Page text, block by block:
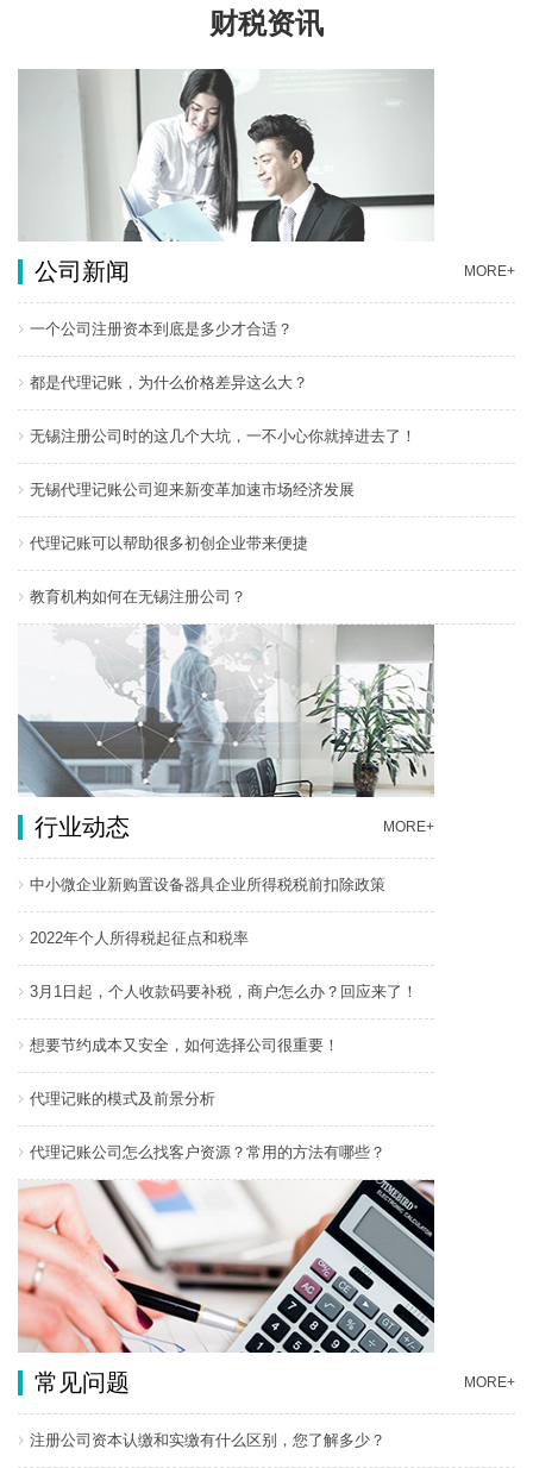
财税资讯
公司新闻 MORE+
一个公司注册资本到底是多少才合适？
都是代理记账，为什么价格差异这么大？
无锡注册公司时的这几个大坑，一不小心你就掉进去了！
无锡代理记账公司迎来新变革加速市场经济发展
代理记账可以帮助很多初创企业带来便捷
教育机构如何在无锡注册公司？
行业动态 MORE+
中小微企业新购置设备器具企业所得税税前扣除政策
2022年个人所得税起征点和税率
3月1日起，个人收款码要补税，商户怎么办？回应来了！
想要节约成本又安全，如何选择公司很重要！
代理记账的模式及前景分析
代理记账公司怎么找客户资源？常用的方法有哪些？
常见问题 MORE+
注册公司资本认缴和实缴有什么区别，您了解多少？